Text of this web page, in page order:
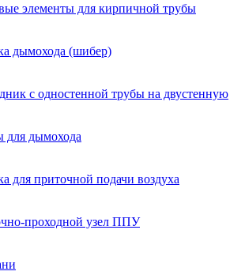
элементы для кирпичной трубы
дымохода (шибер)
с одностенной трубы на двустенную
для дымохода
для приточной подачи воздуха
проходной узел ППУ